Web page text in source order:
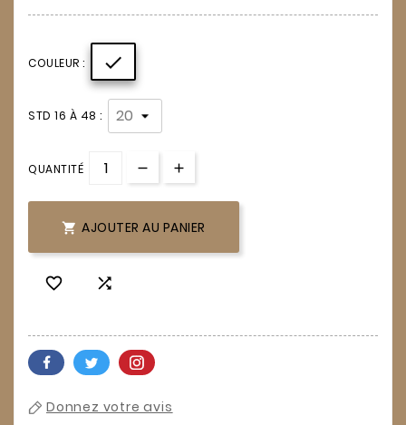
COULEUR : 
STD 16 À 48 :
QUANTITÉ
 AJOUTER AU PANIER
 
Donnez votre avis